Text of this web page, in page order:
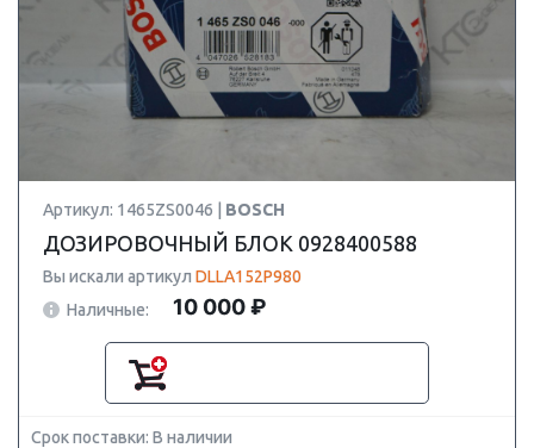
Артикул: 1465ZS0046 | BOSCH
ДОЗИРОВОЧНЫЙ БЛОК 0928400588
Вы искали артикул DLLA152P980
Наличные:
10 000 ₽
Срок поставки: В наличии